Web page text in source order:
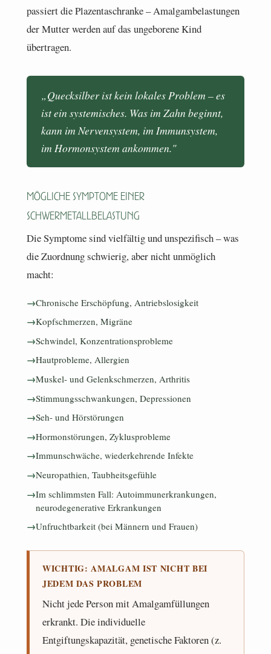
passiert die Plazentaschranke – Amalgambelastungen
der Mutter werden auf das ungeborene Kind
übertragen.
„Quecksilber ist kein lokales Problem – es
ist ein systemisches. Was im Zahn beginnt,
kann im Nervensystem, im Immunsystem,
im Hormonsystem ankommen."
Mögliche Symptome einer
Schwermetallbelastung
Die Symptome sind vielfältig und unspezifisch – was
die Zuordnung schwierig, aber nicht unmöglich
macht:
Chronische Erschöpfung, Antriebslosigkeit
Kopfschmerzen, Migräne
Schwindel, Konzentrationsprobleme
Hautprobleme, Allergien
Muskel- und Gelenkschmerzen, Arthritis
Stimmungsschwankungen, Depressionen
Seh- und Hörstörungen
Hormonstörungen, Zyklusprobleme
Immunschwäche, wiederkehrende Infekte
Neuropathien, Taubheitsgefühle
Im schlimmsten Fall: Autoimmunerkrankungen,
neurodegenerative Erkrankungen
Unfruchtbarkeit (bei Männern und Frauen)
WICHTIG: AMALGAM IST NICHT BEI
JEDEM DAS PROBLEM
Nicht jede Person mit Amalgamfüllungen
erkrankt. Die individuelle
Entgiftungskapazität, genetische Faktoren (z.